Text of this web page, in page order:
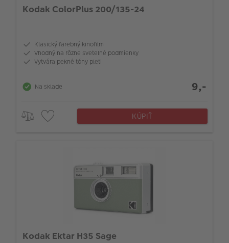
Kodak ColorPlus 200/135-24
Klasický farebný kinofilm
Vhodný na rôzne svetelné podmienky
Vytvára pekné tóny pleti
Na sklade 9,-
KÚPIŤ
Kodak Ektar H35 Sage